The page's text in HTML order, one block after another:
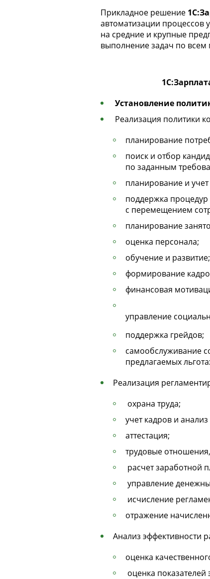
Прикладное решение
автоматизации процессов
на средние и крупные
выполнение задач по
Установление
Реализация политики
планирование
поиск и отбор
по заданным
планирование и
поддержка
с перемещением
планирование
оценка персонала;
обучение и развитие;
формирование
финансовая
управление
поддержка грейдов;
самообслуживание
предлагаемых
Реализация
охрана труда;
учет кадров и
аттестация;
трудовые
расчет заработной
управление
исчисление
отражение
Анализ эффективности
оценка
оценка